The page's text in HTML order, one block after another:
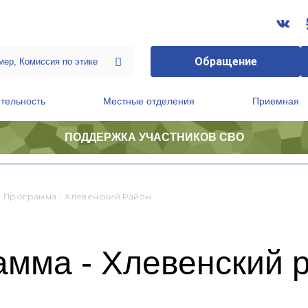
Обращение
Местные отделения Приемная
ПОДДЕРЖКА УЧАСТНИКОВ СВО
Программа - Хлевенский Район
- Хлевенский